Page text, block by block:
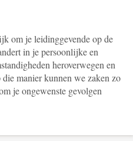
om je leidinggevende op de
in je persoonlijke en
heroverwegen en
manier kunnen we zaken zo
je ongewenste gevolgen